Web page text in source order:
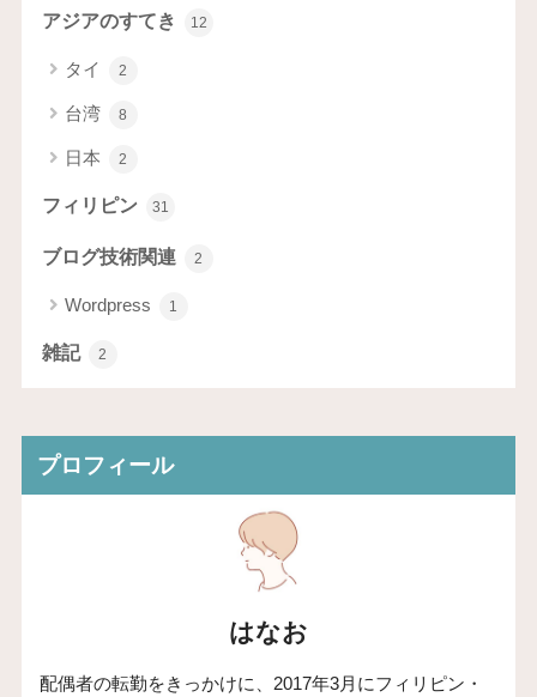
アジアのすてき 12
タイ 2
台湾 8
日本 2
フィリピン 31
ブログ技術関連 2
Wordpress 1
雑記 2
プロフィール
はなお
配偶者の転勤をきっかけに、2017年3月にフィリピン・